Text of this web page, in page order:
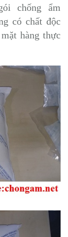
chống ẩm
có chất độc
hàng thực